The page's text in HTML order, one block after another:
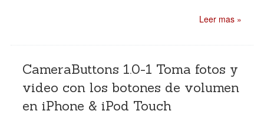
Leer mas »
CameraButtons 1.0-1 Toma fotos y
video con los botones de volumen
en iPhone & iPod Touch